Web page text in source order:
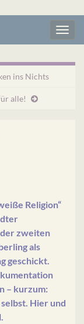
ins Nichts
alle!
Religion“
zweiten
als
geschickt.
– kurzum:
Hier und